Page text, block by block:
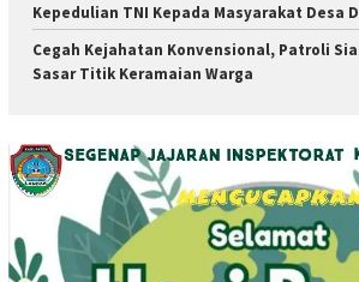
Kepedulian TNI Kepada Masyarakat Desa
Cegah Kejahatan Konvensional, Patroli
Sasar Titik Keramaian Warga